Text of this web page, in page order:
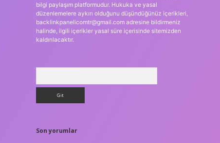
bilgi paylaşım platformudur. Hukuka ve yasal
düzenlemelere aykırı olduğunu düşündüğünüz içerikleri,
backlinkpanelicomtr@gmail.comadresine bildirmeniz
halinde, ilgili içerikler yasal süre içerisinde sitemizden
kaldırılacaktır.
Son yorumlar